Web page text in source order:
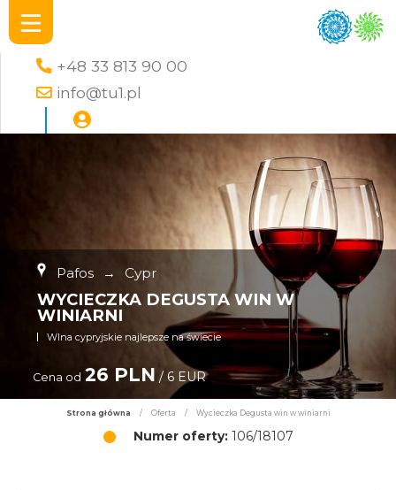
+48 33 813 90 00
info@tu1.pl
Pafos → Cypr
WYCIECZKA DEGUSTA WIN W
WINIARNI
WIna cypryjskie najlepsze na świecie
Cena od 26 PLN / 6 EUR
Strona główna / Oferta / Wycieczka Degusta win w winiarni
Numer oferty:106/18107